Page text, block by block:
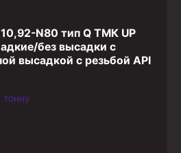
N80 тип Q ТМК UP
без высадки с
высадкой с резьбой API
тонну